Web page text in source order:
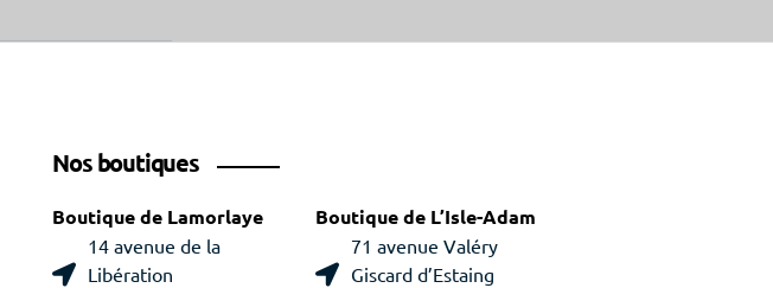
Nos boutiques
Boutique de Lamorlaye
14 avenue de la
Libération
Boutique de L’Isle-Adam
71 avenue Valéry
Giscard d’Estaing